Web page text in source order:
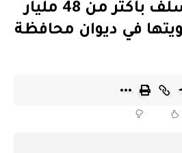
النزاهة: ضبط سلف بأكثر من 48 مليار
في ديوان محافظة